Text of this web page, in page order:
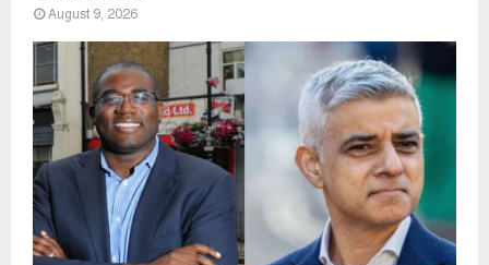
August 9, 2026